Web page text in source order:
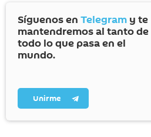
Síguenos en Telegram y te
mantendremos al tanto de
todo lo que pasa en el
mundo.
Unirme